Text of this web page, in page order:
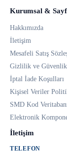
Kurumsal &
Hakkımızda
İletişim
Mesafeli Satış
Gizlilik ve Güvenlik
İptal İade Koşulları
Kişisel Veriler
SMD Kod
Elektronik
İletişim
TELEFON